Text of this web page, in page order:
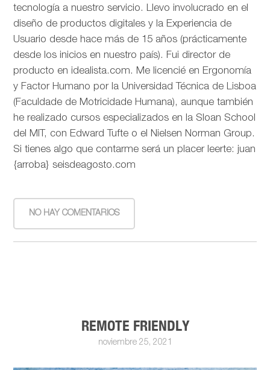
tecnología a nuestro servicio. Llevo involucrado en el
diseño de productos digitales y la Experiencia de
Usuario desde hace más de 15 años (prácticamente
desde los inicios en nuestro país). Fui director de
producto en idealista.com. Me licencié en Ergonomía
y Factor Humano por la Universidad Técnica de Lisboa
(Faculdade de Motricidade Humana), aunque también
he realizado cursos especializados en la Sloan School
del MIT, con Edward Tufte o el Nielsen Norman Group.
Si tienes algo que contarme será un placer leerte: juan
{arroba} seisdeagosto.com
NO HAY COMENTARIOS
REMOTE FRIENDLY
noviembre 25, 2021